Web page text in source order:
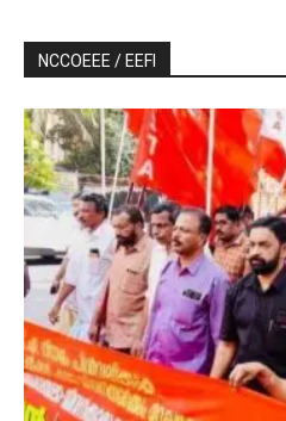
NCCOEEE / EEFI